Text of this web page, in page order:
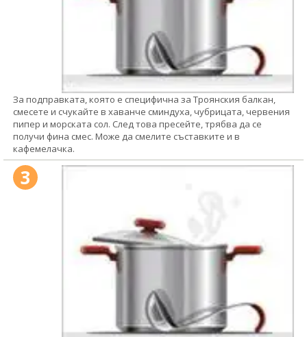
За подправката, която е специфична за Троянския балкан,
смесете и счукайте в хаванче сминдуха, чубрицата, червения
пипер и морската сол. След това пресейте, трябва да се
получи фина смес. Може да смелите съставките и в
кафемелачка.
3